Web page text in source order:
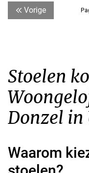
Vorige
Stoelen
Donzel in
Waarom